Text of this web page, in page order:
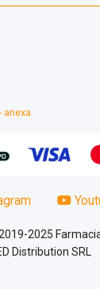
anexa
2025
Distribution SRL